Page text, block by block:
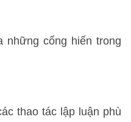
những cống hiến trong
thao tác lập luận phù